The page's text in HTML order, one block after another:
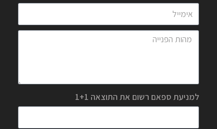
למניעת ספאם רשום את התוצאה 1+1